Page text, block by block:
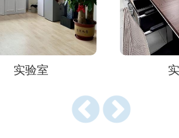
品质量，避免消费者购买到假冒伪劣、
商家资质、商品质量的重要依据，有效
质量问题引发的法律风险，保障企业合